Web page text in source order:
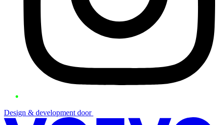
Design & development door